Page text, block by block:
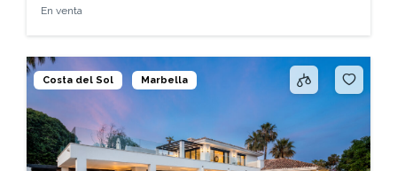
En venta
Costa del Sol Marbella